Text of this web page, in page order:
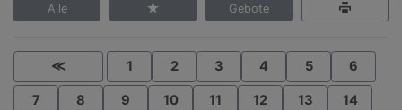
Alle Gebote
≪ 1 2 3 4 5 6
7 8 9 10 11 12 13 14